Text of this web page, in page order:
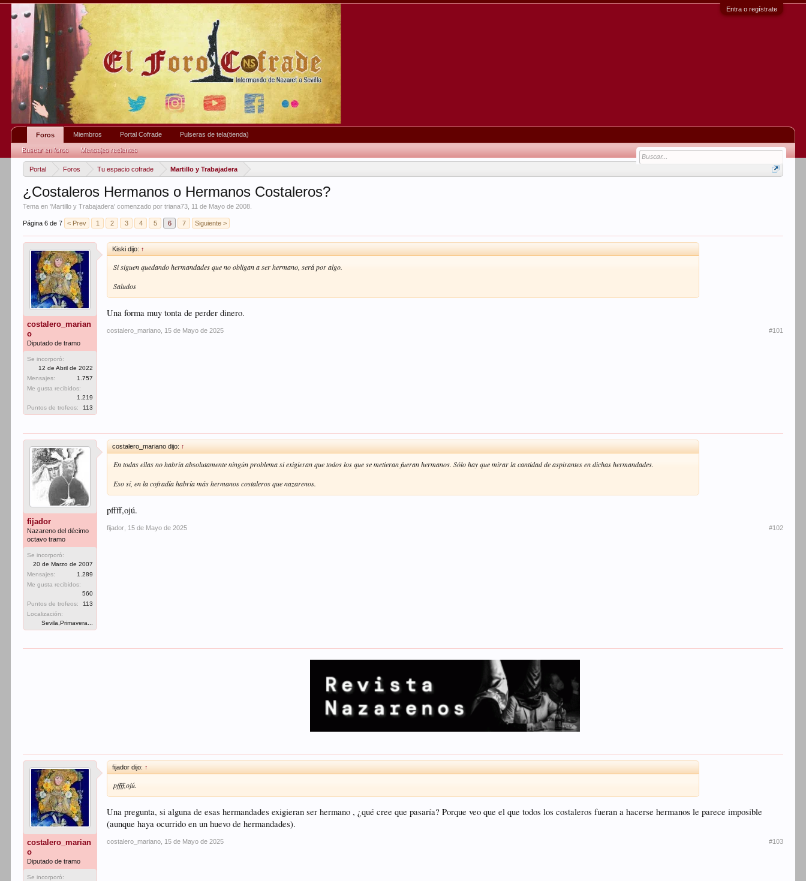
Entra o regístrate
Portal Foros Tu espacio cofrade Martillo y Trabajadera
¿Costaleros Hermanos o Hermanos Costaleros?
Tema en 'Martillo y Trabajadera' comenzado portriana73 11 de Mayo de 2008
Página 6 de 7 < Prev 1 2 3 4 5 6 7 Siguiente >
costalero_marian
o
Diputado de tramo
Se incorporó:
12 de Abril de 2022
Mensajes:
1.757
Me gusta recibidos:
1.219
Puntos de trofeos:
113
Kiski dijo: ↑
Si siguen quedando hermandades que no obligan a ser hermano, será por algo.
Saludos
Una forma muy tonta de perder dinero.
costalero_mariano 15 de Mayo de 2025 #101
fijador
Nazareno del décimo
octavo tramo
Se incorporó:
20 de Marzo de 2007
Mensajes:
1.289
Me gusta recibidos:
560
Puntos de trofeos:
113
Localización:
Sevila,Primavera...
costalero_mariano dijo: ↑
En todas ellas no habría absolutamente ningún problema si exigieran que todos los que se metieran fueran hermanos. Sólo hay que mirar la cantidad de aspirantes en dichas hermandades.
Eso sí, en la cofradía habría más hermanos costaleros que nazarenos.
pffff,ojú.
fijador 15 de Mayo de 2025 #102
costalero_marian
o
Diputado de tramo
Se incorporó:
fijador dijo: ↑
pffff,ojú.
Una pregunta, si alguna de esas hermandades exigieran ser hermano , ¿qué cree que pasaría? Porque veo que el que todos los costaleros fueran a hacerse hermanos le parece imposible
(aunque haya ocurrido en un huevo de hermandades).
costalero_mariano 15 de Mayo de 2025 #103
Foros
Buscar en foros Mensajes recientes
Miembros Portal Cofrade Pulseras de tela(tienda)